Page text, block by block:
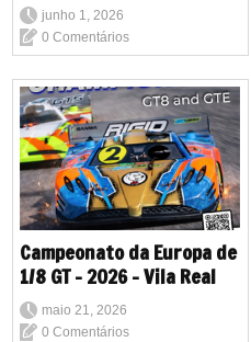
junho 1, 2026
0 Comentários
Campeonato da Europa de
1/8 GT - 2026 - Vila Real
maio 21, 2026
0 Comentários